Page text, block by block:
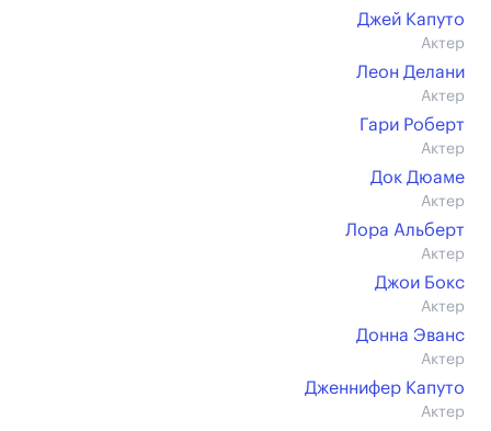
Джей Капуто
Актер
Леон Делани
Актер
Гари Роберт
Актер
Док Дюаме
Актер
Лора Альберт
Актер
Джои Бокс
Актер
Донна Эванс
Актер
Дженнифер Капуто
Актер